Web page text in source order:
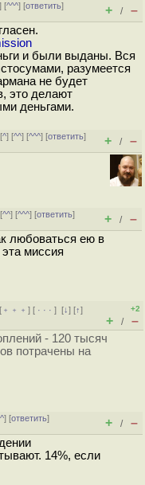
] [^^^] [ответить]
+ / –
и были выданы. Вся
разумеется
не будет
это делают
деньгами.
^] [^^] [^^^] [ответить]
+ / –
^^] [^^^] [ответить]
+ / –
любоваться ею в
миссия
﹢﹢﹢] [ · · ·][↓] [↑]
+2
+ / –
- 120 тысяч
потрачены на
] [ответить]
+ / –
14%, если